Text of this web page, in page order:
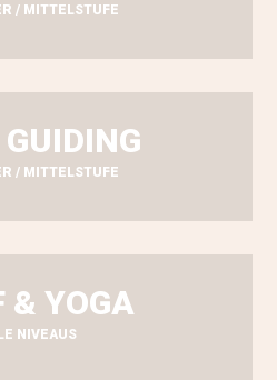
/ MITTELSTUFE
/ MITTELSTUFE
& YOGA
NIVEAUS